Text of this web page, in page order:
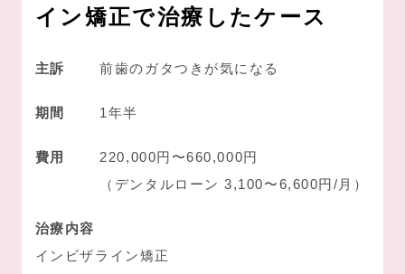
イン矯正で治療したケース
主訴 前歯のガタつきが気になる
期間 1年半
費用
220,000円〜660,000円
（デンタルローン 3,100〜6,600円/月）
治療内容
インビザライン矯正